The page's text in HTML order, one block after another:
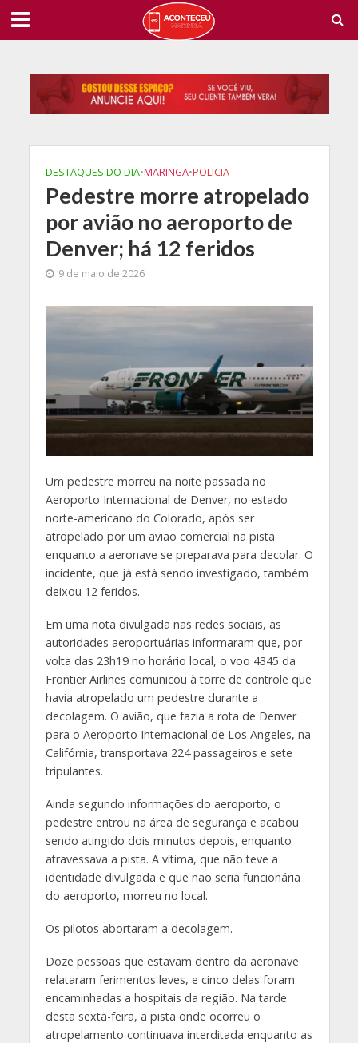
DESTAQUES DO DIA•MARINGA•POLICIA
Pedestre morre atropelado
por avião no aeroporto de
Denver; há 12 feridos
9 de maio de 2026
Um pedestre morreu na noite passada no
Aeroporto Internacional de Denver, no estado
norte-americano do Colorado, após ser
atropelado por um avião comercial na pista
enquanto a aeronave se preparava para decolar. O
incidente, que já está sendo investigado, também
deixou 12 feridos.
Em uma nota divulgada nas redes sociais, as
autoridades aeroportuárias informaram que, por
volta das 23h19 no horário local, o voo 4345 da
Frontier Airlines comunicou à torre de controle que
havia atropelado um pedestre durante a
decolagem. O avião, que fazia a rota de Denver
para o Aeroporto Internacional de Los Angeles, na
Califórnia, transportava 224 passageiros e sete
tripulantes.
Ainda segundo informações do aeroporto, o
pedestre entrou na área de segurança e acabou
sendo atingido dois minutos depois, enquanto
atravessava a pista. A vítima, que não teve a
identidade divulgada e que não seria funcionária
do aeroporto, morreu no local.
Os pilotos abortaram a decolagem.
Doze pessoas que estavam dentro da aeronave
relataram ferimentos leves, e cinco delas foram
encaminhadas a hospitais da região. Na tarde
desta sexta-feira, a pista onde ocorreu o
atropelamento continuava interditada enquanto as